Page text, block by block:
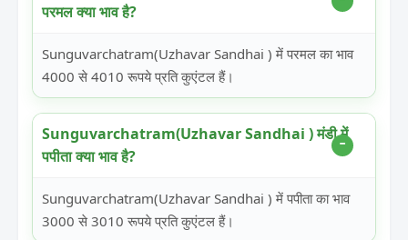
परमल क्या भाव है?
Sunguvarchatram(Uzhavar Sandhai ) में परमल का भाव
4000 से 4010 रूपये प्रति कुएंटल हैं।
Sunguvarchatram(Uzhavar Sandhai ) मंडी में
पपीता क्या भाव है?
Sunguvarchatram(Uzhavar Sandhai ) में पपीता का भाव
3000 से 3010 रूपये प्रति कुएंटल हैं।